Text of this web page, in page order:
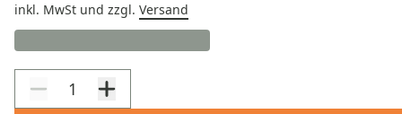
inkl. MwSt und zzgl. Versand